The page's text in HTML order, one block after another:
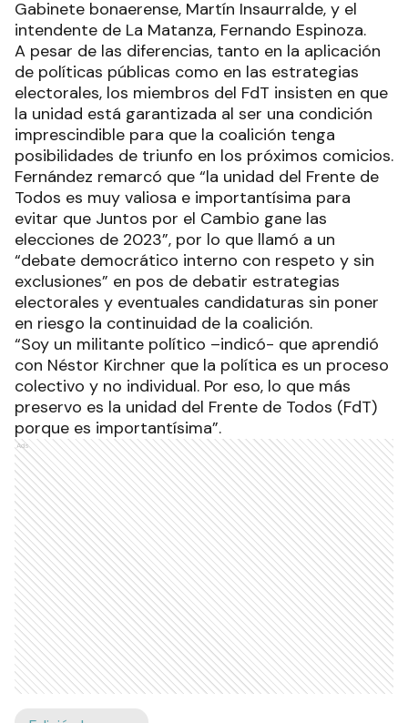
Gabinete bonaerense, Martín Insaurralde, y el
intendente de La Matanza, Fernando Espinoza.
A pesar de las diferencias, tanto en la aplicación
de políticas públicas como en las estrategias
electorales, los miembros del FdT insisten en que
la unidad está garantizada al ser una condición
imprescindible para que la coalición tenga
posibilidades de triunfo en los próximos comicios.
Fernández remarcó que “la unidad del Frente de
Todos es muy valiosa e importantísima para
evitar que Juntos por el Cambio gane las
elecciones de 2023”, por lo que llamó a un
“debate democrático interno con respeto y sin
exclusiones” en pos de debatir estrategias
electorales y eventuales candidaturas sin poner
en riesgo la continuidad de la coalición.
“Soy un militante político –indicó- que aprendió
con Néstor Kirchner que la política es un proceso
colectivo y no individual. Por eso, lo que más
preservo es la unidad del Frente de Todos (FdT)
porque es importantísima”.
Ads